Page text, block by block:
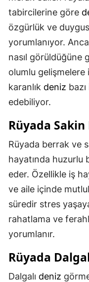
tabircilerine göre
özgürlük ve
yorumlanıyor.
nasıl görüldüğüne
olumlu gelişmelere
karanlık deniz bazı
edebiliyor.
Rüyada Sakin
Rüyada berrak ve
hayatında huzurlu
eder. Özellikle iş
ve aile içinde
süredir stres
rahatlama ve
yorumlanır.
Rüyada
Dalgalı deniz